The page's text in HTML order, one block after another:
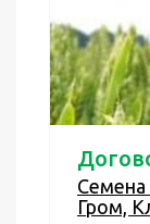
Семена
Гром,